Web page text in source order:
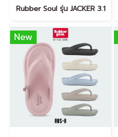
Rubber Soul รุ่น JACKER 3.1
New